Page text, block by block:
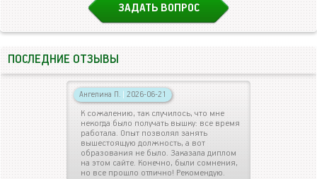
ЗАДАТЬ ВОПРОС
ПОСЛЕДНИЕ ОТЗЫВЫ
Ангелина П. | 2026-06-21
К сожалению, так случилось, что мне
некогда было получать вышку: все время
работала. Опыт позволял занять
вышестоящую должность, а вот
образования не было. Заказала диплом
на этом сайте. Конечно, были сомнения,
но все прошло отлично! Рекомендую.